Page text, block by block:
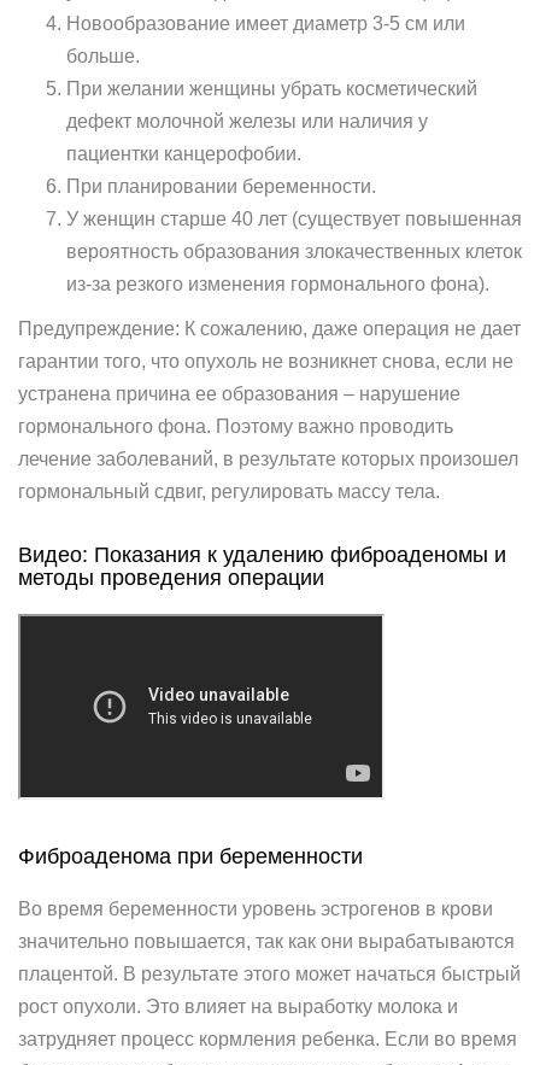
Новообразование имеет диаметр 3-5 см или
больше.
При желании женщины убрать косметический
дефект молочной железы или наличия у
пациентки канцерофобии.
При планировании беременности.
У женщин старше 40 лет (существует повышенная
вероятность образования злокачественных клеток
из-за резкого изменения гормонального фона).
Предупреждение: К сожалению, даже операция не дает
гарантии того, что опухоль не возникнет снова, если не
устранена причина ее образования – нарушение
гормонального фона. Поэтому важно проводить
лечение заболеваний, в результате которых произошел
гормональный сдвиг, регулировать массу тела.
Видео: Показания к удалению фиброаденомы и
методы проведения операции
Фиброаденома при беременности
Во время беременности уровень эстрогенов в крови
значительно повышается, так как они вырабатываются
плацентой. В результате этого может начаться быстрый
рост опухоли. Это влияет на выработку молока и
затрудняет процесс кормления ребенка. Если во время